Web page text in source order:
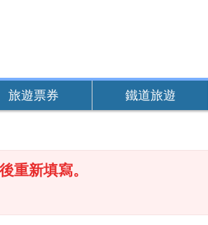
旅遊票券 鐵道旅遊
重新填寫。